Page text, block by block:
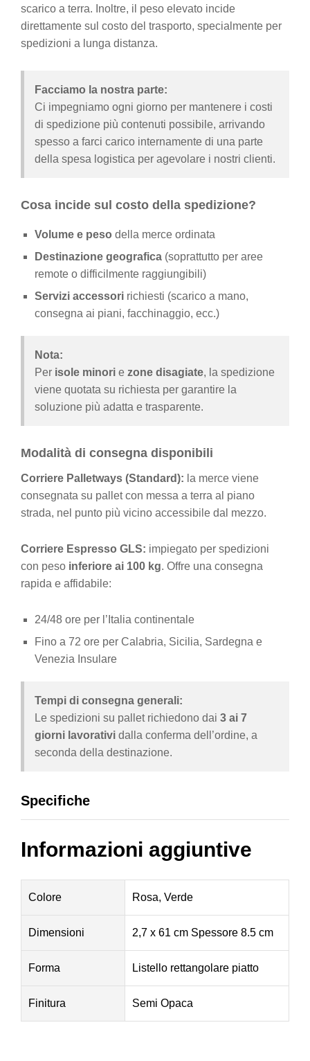
scarico a terra. Inoltre, il peso elevato incide
direttamente sul costo del trasporto, specialmente per
spedizioni a lunga distanza.
Facciamo la nostra parte:
Ci impegniamo ogni giorno per mantenere i costi
di spedizione più contenuti possibile, arrivando
spesso a farci carico internamente di una parte
della spesa logistica per agevolare i nostri clienti.
Cosa incide sul costo della spedizione?
Volume e peso della merce ordinata
Destinazione geografica (soprattutto per aree
remote o difficilmente raggiungibili)
Servizi accessori richiesti (scarico a mano,
consegna ai piani, facchinaggio, ecc.)
Nota:
Per isole minori e zone disagiate, la spedizione
viene quotata su richiesta per garantire la
soluzione più adatta e trasparente.
Modalità di consegna disponibili
Corriere Palletways (Standard): la merce viene
consegnata su pallet con messa a terra al piano
strada, nel punto più vicino accessibile dal mezzo.
Corriere Espresso GLS: impiegato per spedizioni
con peso inferiore ai 100 kg. Offre una consegna
rapida e affidabile:
24/48 ore per l’Italia continentale
Fino a 72 ore per Calabria, Sicilia, Sardegna e
Venezia Insulare
Tempi di consegna generali:
Le spedizioni su pallet richiedono dai 3 ai 7
giorni lavorativi dalla conferma dell’ordine, a
seconda della destinazione.
Specifiche
Informazioni aggiuntive
Colore Rosa, Verde
Dimensioni 2,7 x 61 cm Spessore 8.5 cm
Forma Listello rettangolare piatto
Finitura Semi Opaca